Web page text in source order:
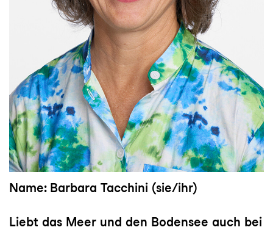
Name: Barbara Tacchini (sie/ihr)
Liebt das Meer und den Bodensee auch bei